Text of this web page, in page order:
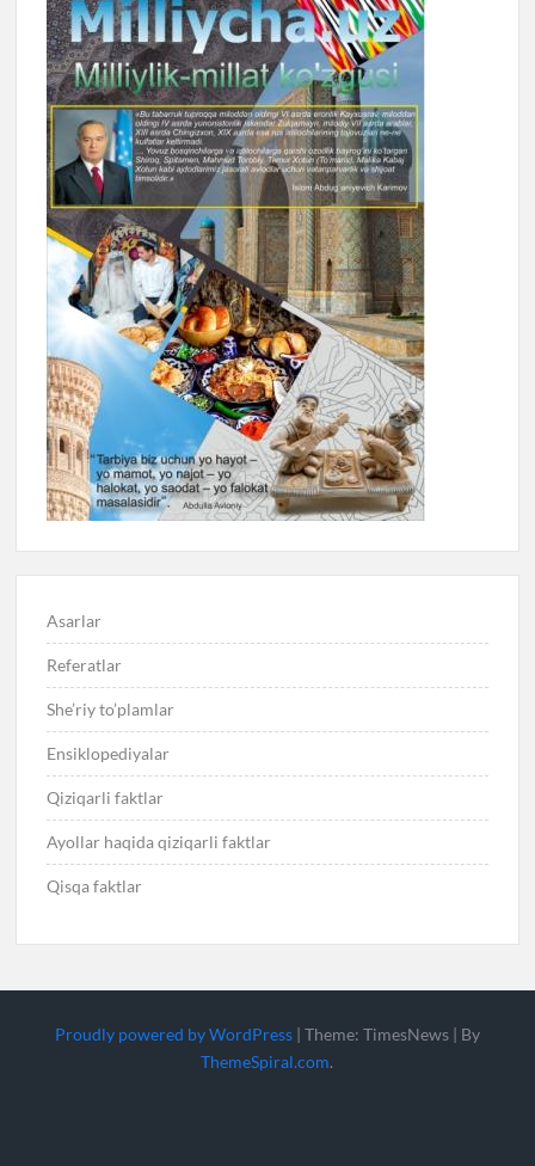
Asarlar
Referatlar
She’riy to’plamlar
Ensiklopediyalar
Qiziqarli faktlar
Ayollar haqida qiziqarli faktlar
Qisqa faktlar
Proudly powered by WordPress | Theme: TimesNews | By
ThemeSpiral.com.